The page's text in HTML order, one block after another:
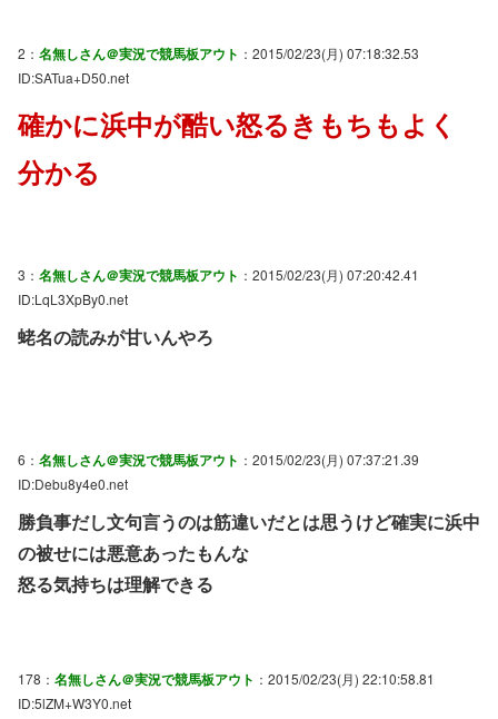
2： 名無しさん＠実況で競馬板アウト ：2015/02/23(月) 07:18:32.53
ID:SATua+D50.net
確かに浜中が酷い怒るきもちもよく
分かる
3： 名無しさん＠実況で競馬板アウト ：2015/02/23(月) 07:20:42.41
ID:LqL3XpBy0.net
蛯名の読みが甘いんやろ
6： 名無しさん＠実況で競馬板アウト ：2015/02/23(月) 07:37:21.39
ID:Debu8y4e0.net
勝負事だし文句言うのは筋違いだとは思うけど確実に浜中
の被せには悪意あったもんな
怒る気持ちは理解できる
178： 名無しさん＠実況で競馬板アウト ：2015/02/23(月) 22:10:58.81
ID:5lZM+W3Y0.net